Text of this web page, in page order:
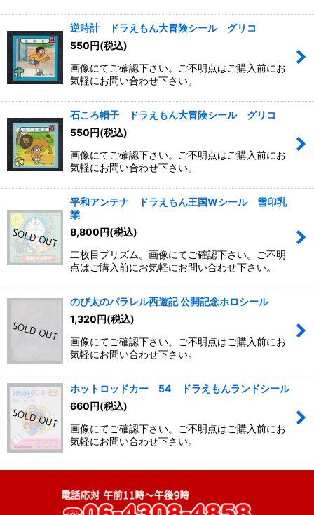
逆時計 ドラえもん大冒険シール グリコ
550円(税込)
画像にてご確認下さい。ご不明点はご購入前にお
気軽にお問い合わせ下さい。
石ころ帽子 ドラえもん大冒険シール グリコ
550円(税込)
画像にてご確認下さい。ご不明点はご購入前にお
気軽にお問い合わせ下さい。
平和アンテナ ドラえもん王国Wシール 雪印乳
業
8,800円(税込)
二枚目プリズム。画像にてご確認下さい。ご不明
点はご購入前にお気軽にお問い合わせ下さい。
のび太のパラレル西遊記 公開記念ホロシール
1,320円(税込)
画像にてご確認下さい。ご不明点はご購入前にお
気軽にお問い合わせ下さい。
ホットロッドカー 54 ドラえもんランドシール
660円(税込)
画像にてご確認下さい。ご不明点はご購入前にお
気軽にお問い合わせ下さい。